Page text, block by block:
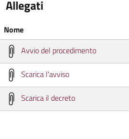
Allegati
Nome
Avvio del procedimento
Scarica l'avviso
Scarica il decreto